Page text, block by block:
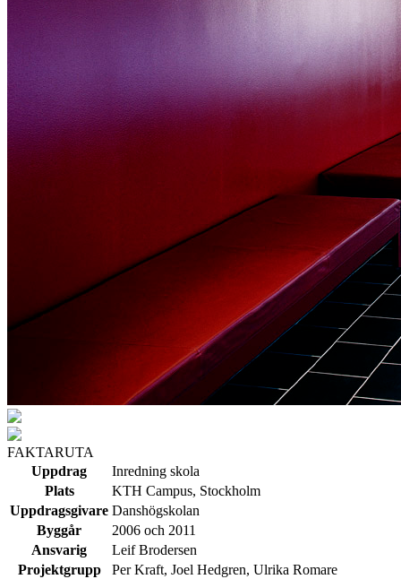
FAKTARUTA
Uppdrag
Inredning skola
Plats
KTH Campus, Stockholm
Uppdragsgivare Danshögskolan
Byggår
2006 och 2011
Ansvarig
Leif Brodersen
Projektgrupp
Per Kraft, Joel Hedgren, Ulrika Romare